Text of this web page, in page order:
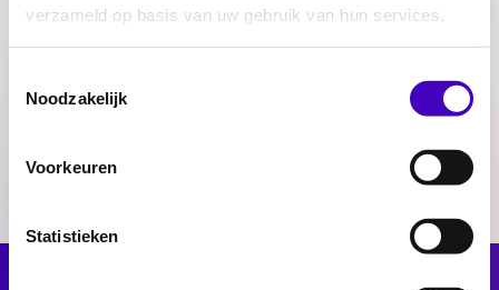
verzameld op basis van uw gebruik van hun services.
Noodzakelijk
Voorkeuren
Statistieken
Delen: